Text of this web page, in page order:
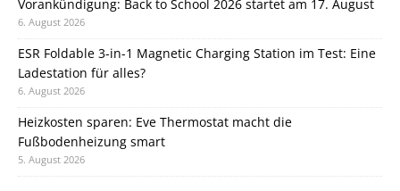
Vorankündigung: Back to School 2026 startet am 17. August
6. August 2026
ESR Foldable 3-in-1 Magnetic Charging Station im Test: Eine
Ladestation für alles?
6. August 2026
Heizkosten sparen: Eve Thermostat macht die
Fußbodenheizung smart
5. August 2026